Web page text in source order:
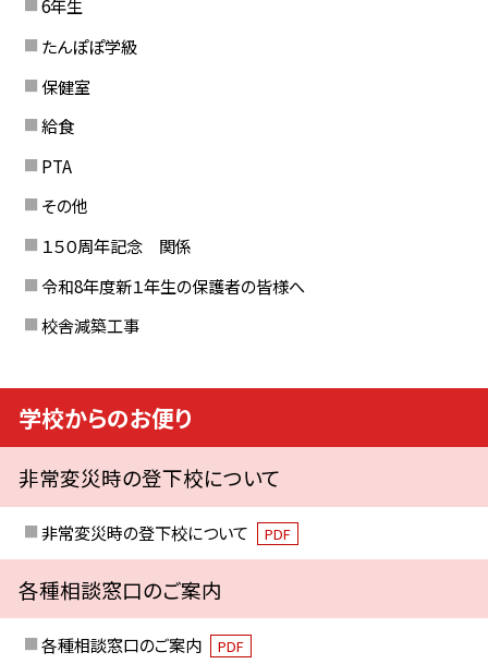
6年生
たんぽぽ学級
保健室
給食
PTA
その他
１５０周年記念 関係
令和8年度新１年生の保護者の皆様へ
校舎減築工事
学校からのお便り
非常変災時の登下校について
非常変災時の登下校について PDF
各種相談窓口のご案内
各種相談窓口のご案内 PDF